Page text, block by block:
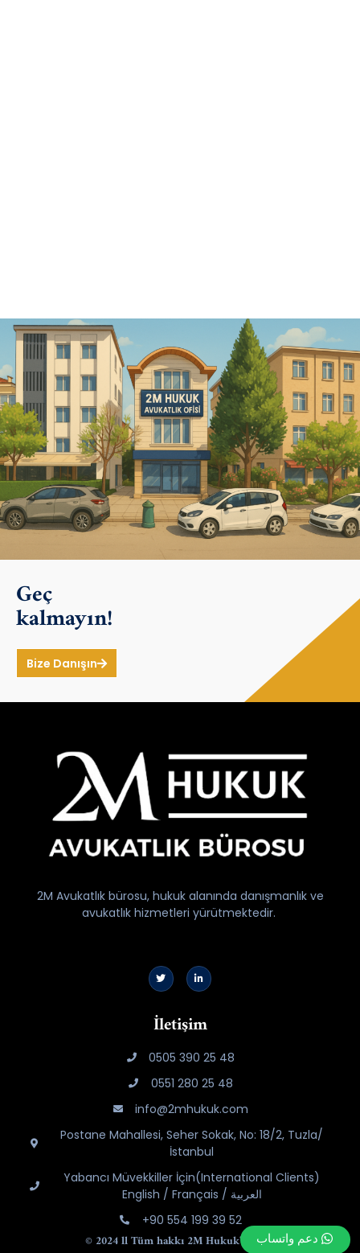
Geç
kalmayın!
Bize Danışın
2M Avukatlık bürosu, hukuk alanında danışmanlık ve
avukatlık hizmetleri yürütmektedir.
İletişim
0505 390 25 48
0551 280 25 48
info@2mhukuk.com
Postane Mahallesi, Seher Sokak, No: 18/2, Tuzla/
İstanbul
Yabancı Müvekkiller İçin(International Clients)
English / Français / العربية
+90 554 199 39 52
© 2024 ll Tüm hakkı 2M Hukuk'a aittir.دعم واتساب